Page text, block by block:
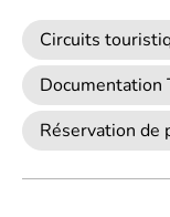
Circuits
Documentation
Réservation de